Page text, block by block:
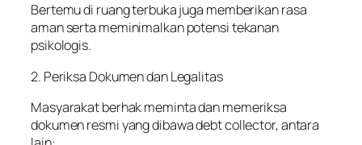
Bertemu di ruang terbuka juga memberikan rasa
aman serta meminimalkan potensi tekanan
psikologis.
2. Periksa Dokumen dan Legalitas
Masyarakat berhak meminta dan memeriksa
dokumen resmi yang dibawa debt collector, antara